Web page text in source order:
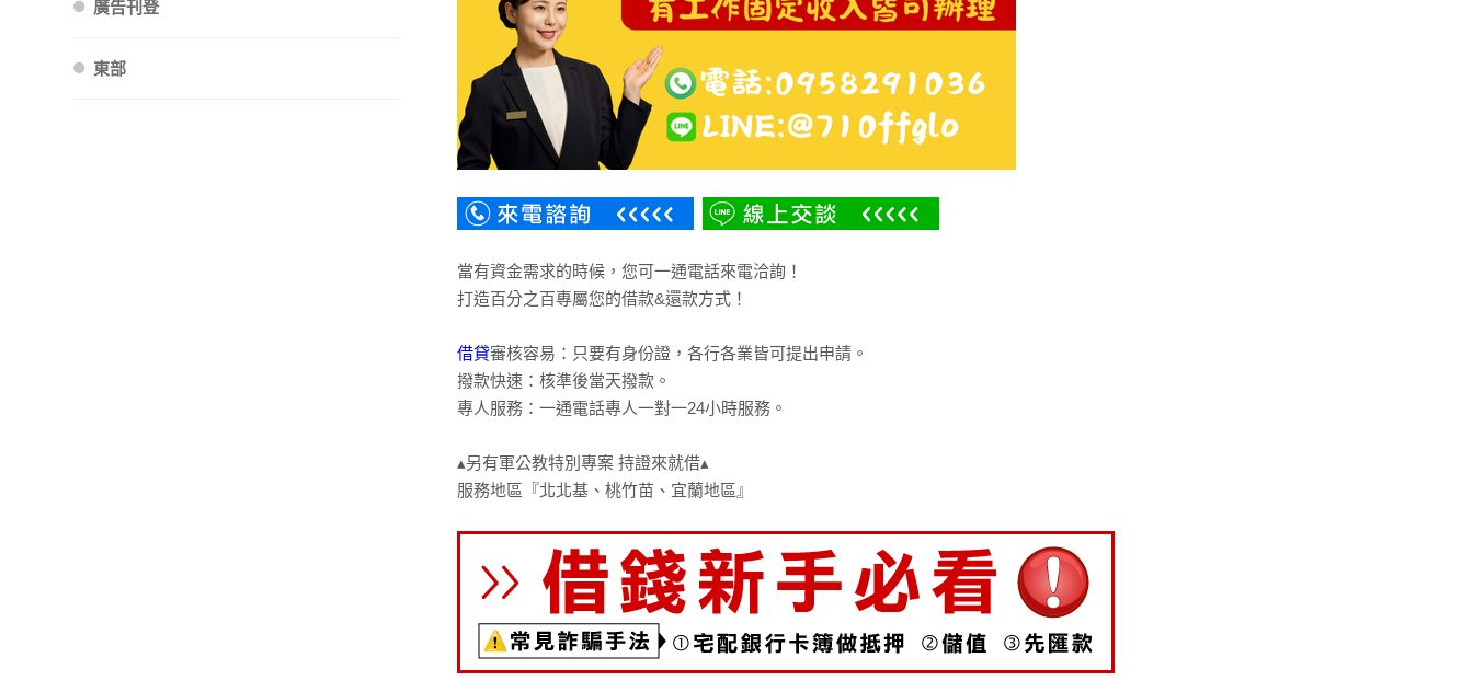
當有資金需求的時候，您可一通電話來電洽詢！
打造百分之百專屬您的借款&還款方式！
借貸審核容易：只要有身份證，各行各業皆可提出申請。
撥款快速：核準後當天撥款。
專人服務：一通電話專人一對一24小時服務。
▴另有軍公教特別專案 持證來就借▴
服務地區『北北基、桃竹苗、宜蘭地區』
廣告刊登
東部